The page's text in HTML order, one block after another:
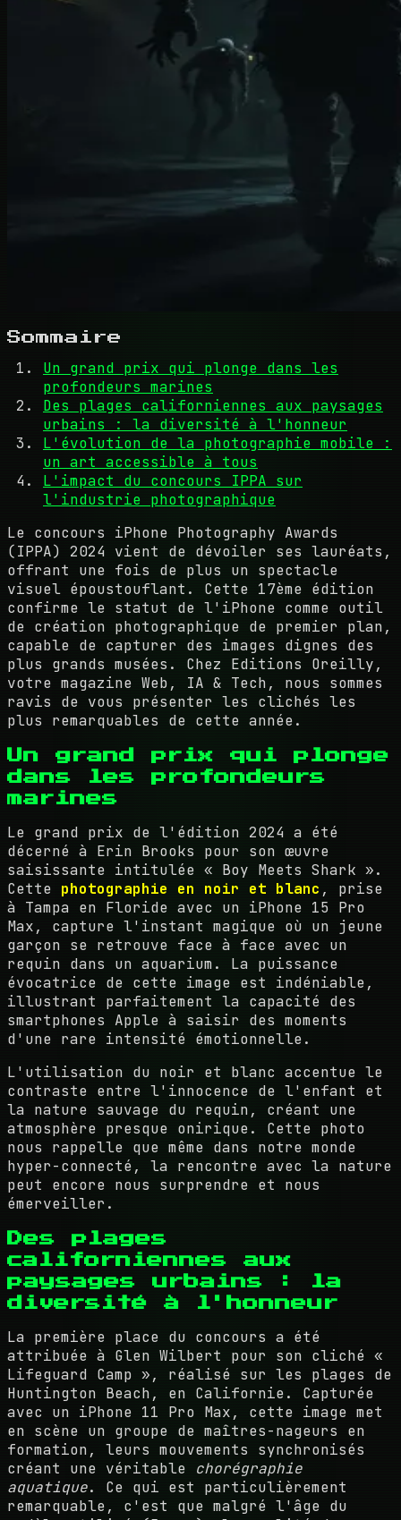
Sommaire
Un grand prix qui plonge dans les
profondeurs marines
Des plages californiennes aux paysages
urbains : la diversité à l'honneur
L'évolution de la photographie mobile :
un art accessible à tous
L'impact du concours IPPA sur
l'industrie photographique
Le concours iPhone Photography Awards
(IPPA) 2024 vient de dévoiler ses lauréats,
offrant une fois de plus un spectacle
visuel époustouflant. Cette 17ème édition
confirme le statut de l'iPhone comme outil
de création photographique de premier plan,
capable de capturer des images dignes des
plus grands musées. Chez Editions Oreilly,
votre magazine Web, IA & Tech, nous sommes
ravis de vous présenter les clichés les
plus remarquables de cette année.
Un grand prix qui plonge
dans les profondeurs
marines
Le grand prix de l'édition 2024 a été
décerné à Erin Brooks pour son œuvre
saisissante intitulée « Boy Meets Shark ».
Cette photographie en noir et blanc , prise
à Tampa en Floride avec un iPhone 15 Pro
Max, capture l'instant magique où un jeune
garçon se retrouve face à face avec un
requin dans un aquarium. La puissance
évocatrice de cette image est indéniable,
illustrant parfaitement la capacité des
smartphones Apple à saisir des moments
d'une rare intensité émotionnelle.
L'utilisation du noir et blanc accentue le
contraste entre l'innocence de l'enfant et
la nature sauvage du requin, créant une
atmosphère presque onirique. Cette photo
nous rappelle que même dans notre monde
hyper-connecté, la rencontre avec la nature
peut encore nous surprendre et nous
émerveiller.
Des plages
californiennes aux
paysages urbains : la
diversité à l'honneur
La première place du concours a été
attribuée à Glen Wilbert pour son cliché «
Lifeguard Camp », réalisé sur les plages de
Huntington Beach, en Californie. Capturée
avec un iPhone 11 Pro Max, cette image met
en scène un groupe de maîtres-nageurs en
formation, leurs mouvements synchronisés
créant une véritable chorégraphie
aquatique. Ce qui est particulièrement
remarquable, c'est que malgré l'âge du